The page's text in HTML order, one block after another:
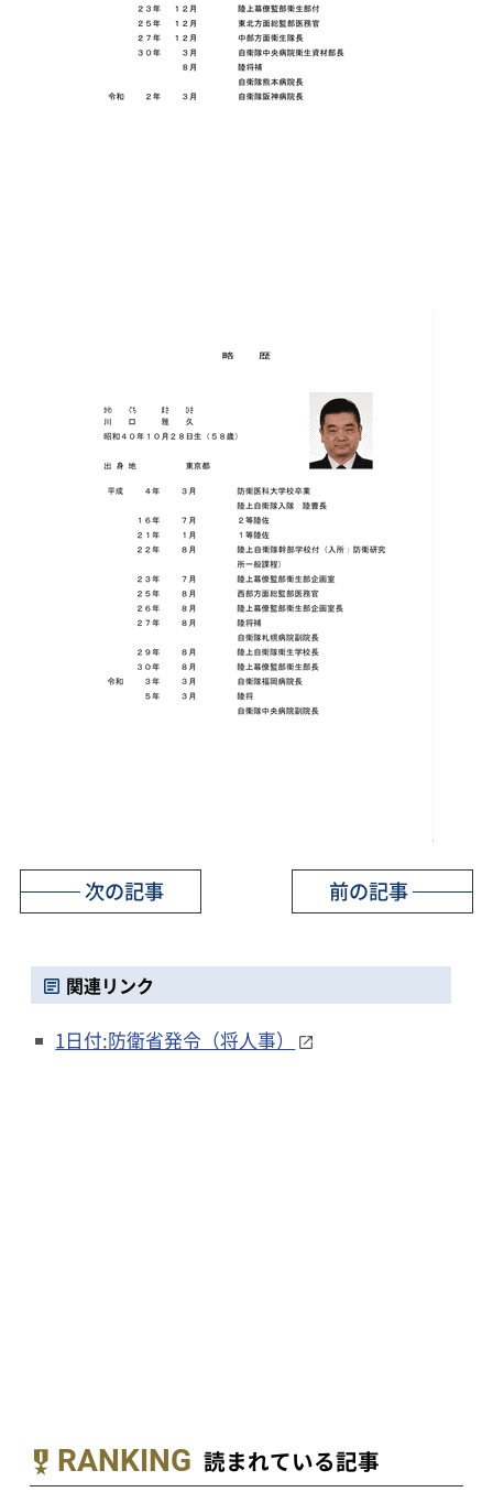
前の記事
次の記事
関連リンク
1日付:防衛省発令（将人事）
RANKING 読まれている記事